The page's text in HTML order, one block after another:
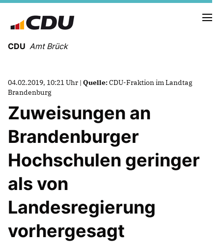
CDU Amt Brück
HOLGER MEYER
NEUIGKEITEN
Erklärt in 12 Min Gaskraftwerke
PRESSE
TERMINE
BRÜCK
LINTHE
BORKHEIDE
BORKWALDE
04.02.2019, 10:21 Uhr | Quelle:CDU-Fraktion im Landtag
Brandenburg
Zuweisungen an
Brandenburger
Hochschulen geringer
als von
Landesregierung
vorhergesagt